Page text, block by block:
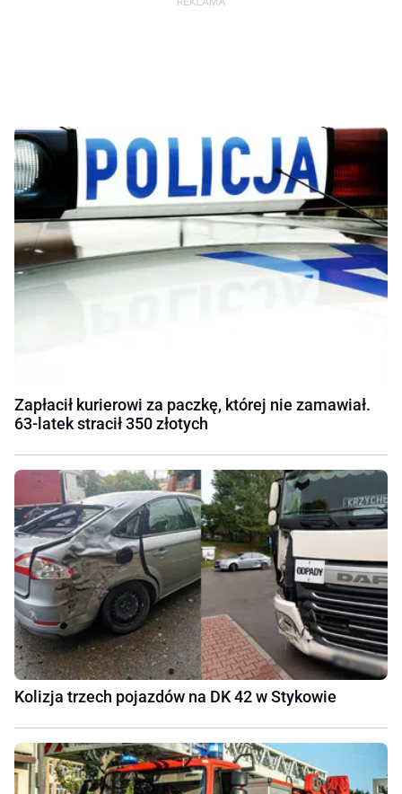
Zapłacił kurierowi za paczkę, której nie zamawiał.
63-latek stracił 350 złotych
Kolizja trzech pojazdów na DK 42 w Stykowie